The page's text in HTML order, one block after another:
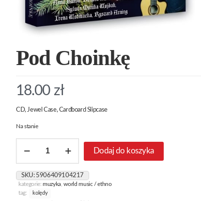
Pod Choinkę
18.00 zł
CD, Jewel Case, Cardboard Slipcase
Na stanie
Pod
Dodaj do koszyka
SKU: 5906409104217
kategorie:muzyka ,world music / ethno
tag:
kolędy